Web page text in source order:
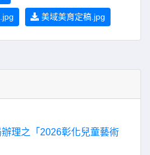
美域美育定稿.jpg
理之「2026彰化兒童藝術